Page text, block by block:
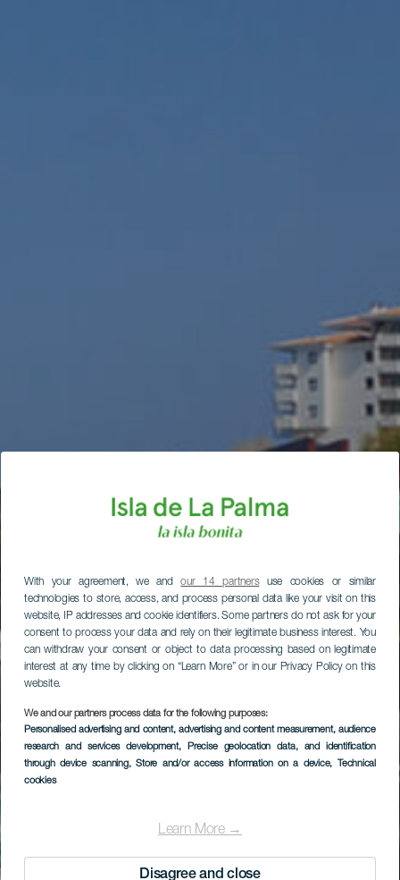
With your agreement, we andour 14 partnersuse cookies or similar
technologies to store, access, and process personal data like your visit on this
website, IP addresses and cookie identifiers. Some partners do not ask for your
consent to process your data and rely on their legitimate business interest. You
can withdraw your consent or object to data processing based on legitimate
interest at any time by clicking on “Learn More” or in our Privacy Policy on this
website.
We and our partners process data for the following purposes:
Personalised advertising and content, advertising and content measurement, audience
research and services development, Precise geolocation data, and identification
through device scanning, Store and/or access information on a device, Technical
cookies
Learn More →
Disagree and close